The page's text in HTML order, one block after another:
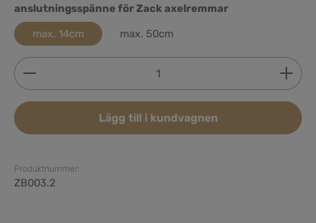
Välj
anslutningsspänne för Zack axelremmar
max. 14cm
max. 50cm
Produktkvantitet: Ange önskat belopp eller
Lägg till i kundvagnen
Produktnummer:
ZB003.2